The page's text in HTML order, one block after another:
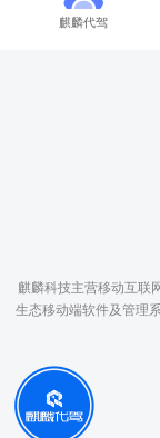
麒麟代驾
麒麟科技主营移动互联
生态移动端软件及管理